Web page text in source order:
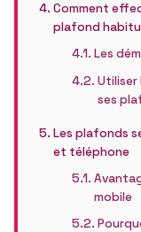
Comment
plafond
Les
Utiliser
ses
Les plafonds
et téléphone
mobile